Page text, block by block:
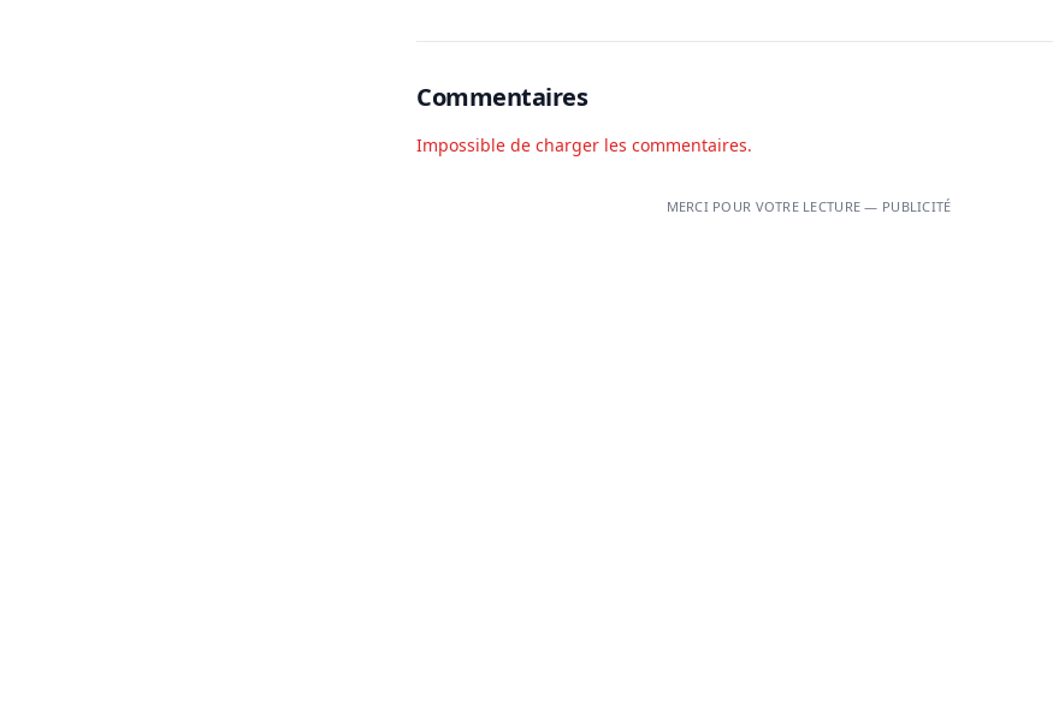
Commentaires
Impossible de charger les commentaires.
MERCI POUR VOTRE LECTURE — PUBLICITÉ